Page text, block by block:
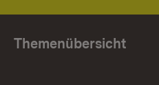
Themenübersicht